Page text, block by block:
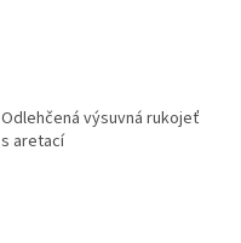
Odlehčená výsuvná rukojeť
s aretací